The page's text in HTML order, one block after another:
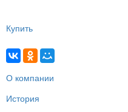
Купить
О компании
История